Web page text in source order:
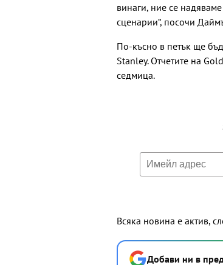
винаги, ние се
сценарии“, посочи
По-късно в петък ще
Stanley. Отчетите на
седмица.
Всяка новина е актив,
Добави ни в